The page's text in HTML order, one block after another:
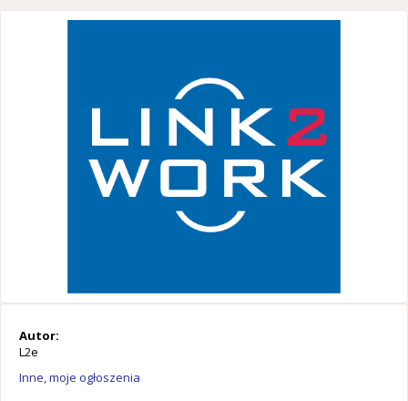
Autor:
L2e
Inne, moje ogłoszenia